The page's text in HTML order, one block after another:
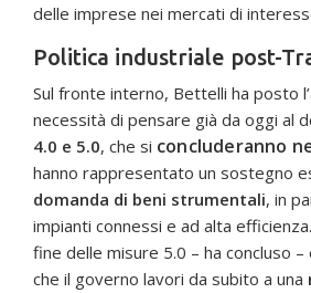
delle imprese nei mercati di
Politica industriale post-
Sul fronte interno, Bettelli ha posto
necessità di pensare già da oggi al
4.0 e 5.0, che si concluderanno
hanno rappresentato un sostegno
domanda di beni strumentali, in
impianti connessi e ad alta
fine delle misure 5.0 – ha concluso
che il governo lavori da subito a una